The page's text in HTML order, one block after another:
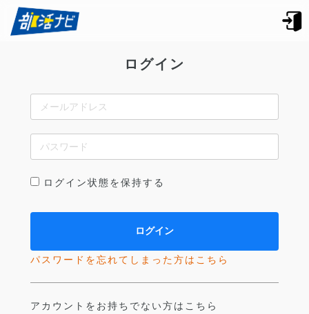
ログイン
ログイン状態を保持する
パスワードを忘れてしまった方はこちら
アカウントをお持ちでない方はこちら